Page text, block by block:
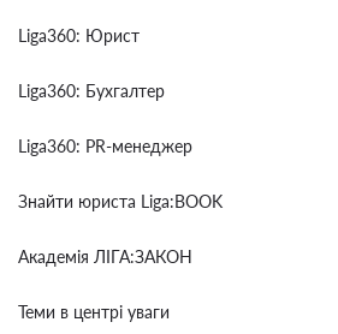
Liga360: Юрист
Liga360: Бухгалтер
Liga360: PR-менеджер
Знайти юриста Liga:BOOK
Академія ЛІГА:ЗАКОН
Теми в центрі уваги